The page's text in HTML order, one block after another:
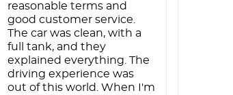
reasonable terms and
good customer service.
The car was clean, with a
full tank, and they
explained everything. The
driving experience was
out of this world. When I'm